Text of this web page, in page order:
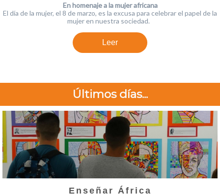
En homenaje a la mujer africana
El día de la mujer, el 8 de marzo, es la excusa para celebrar el papel de la
mujer en nuestra sociedad.
Leer
Últimos días...
Enseñar África